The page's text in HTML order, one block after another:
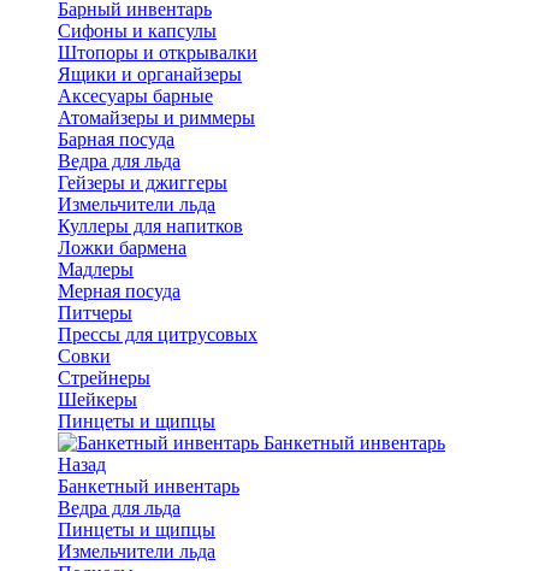
Барный инвентарь
Сифоны и капсулы
Штопоры и открывалки
Ящики и органайзеры
Аксесуары барные
Атомайзеры и риммеры
Барная посуда
Ведра для льда
Гейзеры и джиггеры
Измельчители льда
Куллеры для напитков
Ложки бармена
Мадлеры
Мерная посуда
Питчеры
Прессы для цитрусовых
Совки
Стрейнеры
Шейкеры
Пинцеты и щипцы
Банкетный инвентарь
Назад
Банкетный инвентарь
Ведра для льда
Пинцеты и щипцы
Измельчители льда